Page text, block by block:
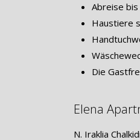
Abreise
Haustiere
Die
Elena
N. Iraklia